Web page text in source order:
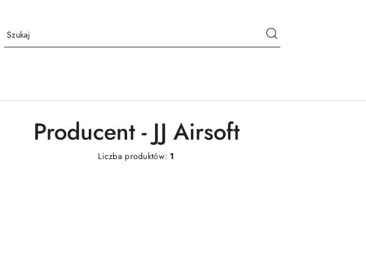
Producent - JJ Airsoft
Liczba produktów: 1